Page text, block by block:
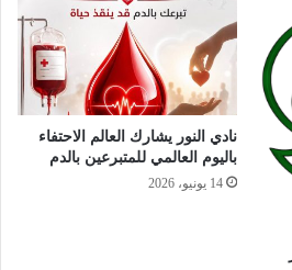
نادي النور يشارك العالم الاحتفاء
باليوم العالمي للمتبرعين بالدم
14 يونيو، 2026